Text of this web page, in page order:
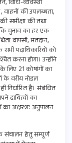
विधि-व्यवस्था
वाहनों की उपलब्धता,
समीक्षा की तथा
कि चुनाव का हर एक
वापसी, मतदान,
सभी पदाधिकारियों को
करना होगा। उन्होंने
लिए 21 कोषांगों का
के वरीय नोडल
निर्धारित है। संबंधित
दायित्वों का
का अक्षरशः अनुपालन
संचालन हेतु सम्पूर्ण